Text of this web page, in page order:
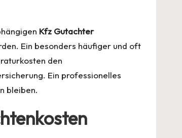
Kfz Gutachter
Ein besonders häufiger und oft
den
Ein professionelles
bleiben.